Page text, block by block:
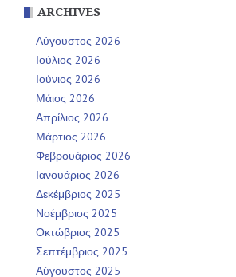
ARCHIVES
Αύγουστος 2026
Ιούλιος 2026
Ιούνιος 2026
Μάιος 2026
Απρίλιος 2026
Μάρτιος 2026
Φεβρουάριος 2026
Ιανουάριος 2026
Δεκέμβριος 2025
Νοέμβριος 2025
Οκτώβριος 2025
Σεπτέμβριος 2025
Αύγουστος 2025